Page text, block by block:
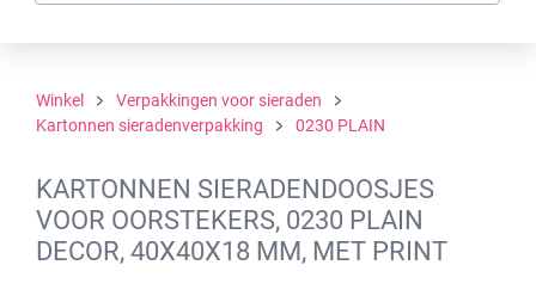
Winkel
Verpakkingen voor sieraden
Kartonnen sieradenverpakking
0230 PLAIN
KARTONNEN SIERADENDOOSJES
VOOR OORSTEKERS, 0230 PLAIN
DECOR, 40X40X18 MM, MET PRINT